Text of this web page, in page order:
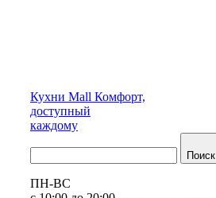
Кухни Mall Комфорт,
доступный
каждому
Поиск
ПН-ВС